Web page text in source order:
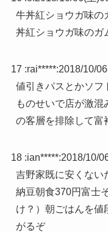
牛丼紅ショウガ味の
丼紅ショウガ味のガ
17 :rai*****:2018/10/
値引きパスとかソフ
ものせいで店が激混
の客層を排除して富
18 :ian*****:2018/10/
吉野家既に安くない
納豆朝食370円富士
け？）朝ごはんを値
がるぞ